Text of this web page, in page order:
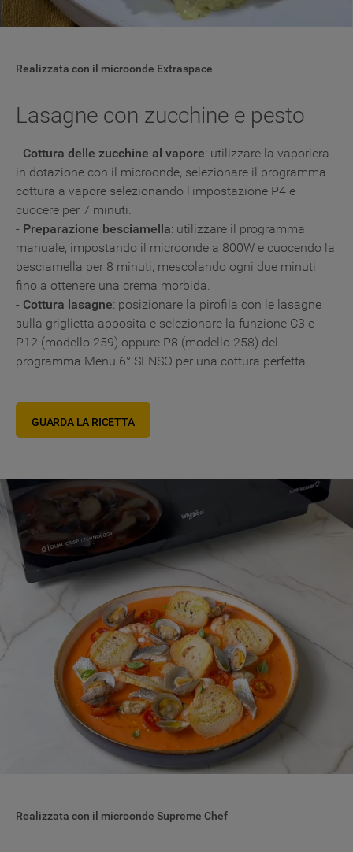
Realizzata con il microonde Extraspace
Lasagne con zucchine e pesto
- Cottura delle zucchine al vapore: utilizzare la vaporiera
in dotazione con il microonde, selezionare il programma
cottura a vapore selezionando l'impostazione P4 e
cuocere per 7 minuti.
- Preparazione besciamella: utilizzare il programma
manuale, impostando il microonde a 800W e cuocendo la
besciamella per 8 minuti, mescolando ogni due minuti
fino a ottenere una crema morbida.
- Cottura lasagne: posizionare la pirofila con le lasagne
sulla griglietta apposita e selezionare la funzione C3 e
P12 (modello 259) oppure P8 (modello 258) del
programma Menu 6° SENSO per una cottura perfetta.
GUARDA LA RICETTA
Realizzata con il microonde Supreme Chef
impostare in modo specifico le tue preferenze.